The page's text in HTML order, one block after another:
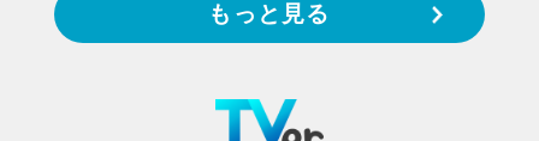
もっと見る